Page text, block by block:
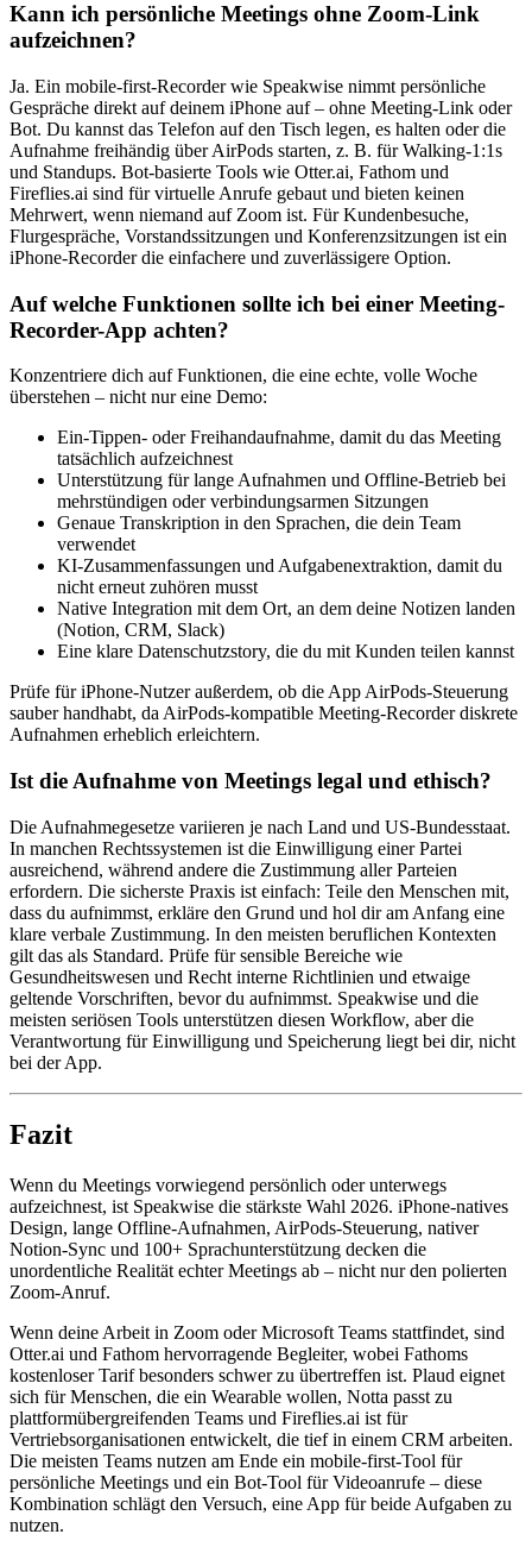
Kann ich persönliche Meetings ohne Zoom-Link
aufzeichnen?
Ja. Ein mobile-first-Recorder wie Speakwise nimmt persönliche
Gespräche direkt auf deinem iPhone auf – ohne Meeting-Link oder
Bot. Du kannst das Telefon auf den Tisch legen, es halten oder die
Aufnahme freihändig über AirPods starten, z. B. für Walking-1:1s
und Standups. Bot-basierte Tools wie Otter.ai, Fathom und
Fireflies.ai sind für virtuelle Anrufe gebaut und bieten keinen
Mehrwert, wenn niemand auf Zoom ist. Für Kundenbesuche,
Flurgespräche, Vorstandssitzungen und Konferenzsitzungen ist ein
iPhone-Recorder die einfachere und zuverlässigere Option.
Auf welche Funktionen sollte ich bei einer Meeting-
Recorder-App achten?
Konzentriere dich auf Funktionen, die eine echte, volle Woche
überstehen – nicht nur eine Demo:
Ein-Tippen- oder Freihandaufnahme, damit du das Meeting
tatsächlich aufzeichnest
Unterstützung für lange Aufnahmen und Offline-Betrieb bei
mehrstündigen oder verbindungsarmen Sitzungen
Genaue Transkription in den Sprachen, die dein Team
verwendet
KI-Zusammenfassungen und Aufgabenextraktion, damit du
nicht erneut zuhören musst
Native Integration mit dem Ort, an dem deine Notizen landen
(Notion, CRM, Slack)
Eine klare Datenschutzstory, die du mit Kunden teilen kannst
Prüfe für iPhone-Nutzer außerdem, ob die App AirPods-Steuerung
sauber handhabt, da AirPods-kompatible Meeting-Recorder diskrete
Aufnahmen erheblich erleichtern.
Ist die Aufnahme von Meetings legal und ethisch?
Die Aufnahmegesetze variieren je nach Land und US-Bundesstaat.
In manchen Rechtssystemen ist die Einwilligung einer Partei
ausreichend, während andere die Zustimmung aller Parteien
erfordern. Die sicherste Praxis ist einfach: Teile den Menschen mit,
dass du aufnimmst, erkläre den Grund und hol dir am Anfang eine
klare verbale Zustimmung. In den meisten beruflichen Kontexten
gilt das als Standard. Prüfe für sensible Bereiche wie
Gesundheitswesen und Recht interne Richtlinien und etwaige
geltende Vorschriften, bevor du aufnimmst. Speakwise und die
meisten seriösen Tools unterstützen diesen Workflow, aber die
Verantwortung für Einwilligung und Speicherung liegt bei dir, nicht
bei der App.
Fazit
Wenn du Meetings vorwiegend persönlich oder unterwegs
aufzeichnest, ist Speakwise die stärkste Wahl 2026. iPhone-natives
Design, lange Offline-Aufnahmen, AirPods-Steuerung, nativer
Notion-Sync und 100+ Sprachunterstützung decken die
unordentliche Realität echter Meetings ab – nicht nur den polierten
Zoom-Anruf.
Wenn deine Arbeit in Zoom oder Microsoft Teams stattfindet, sind
Otter.ai und Fathom hervorragende Begleiter, wobei Fathoms
kostenloser Tarif besonders schwer zu übertreffen ist. Plaud eignet
sich für Menschen, die ein Wearable wollen, Notta passt zu
plattformübergreifenden Teams und Fireflies.ai ist für
Vertriebsorganisationen entwickelt, die tief in einem CRM arbeiten.
Die meisten Teams nutzen am Ende ein mobile-first-Tool für
persönliche Meetings und ein Bot-Tool für Videoanrufe – diese
Kombination schlägt den Versuch, eine App für beide Aufgaben zu
nutzen.